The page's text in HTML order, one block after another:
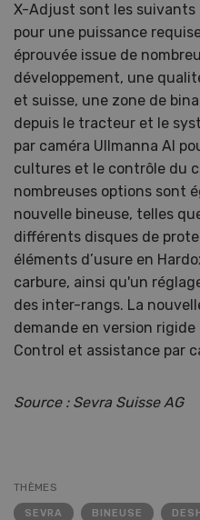
X-Adjust sont les
pour une puissance
éprouvée issue de
développement, une
et suisse, une zone de
depuis le tracteur et le
par caméra Ullmanna AI
cultures et le contrôle du
nombreuses options sont
nouvelle bineuse, telles
différents disques de
éléments d’usure en
carbure, ainsi qu'un
des inter-rangs. La
demande en version
Control et assistance par
Source : Sevra Suisse AG
THÈMES
SEVRA BINEUSE